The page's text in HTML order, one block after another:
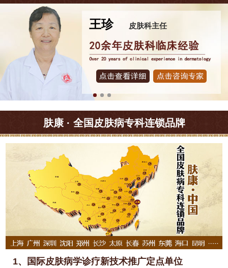
王珍 皮肤科主任
肤康 · 全国皮肤病专科连锁品牌
1、国际皮肤病学诊疗新技术推广定点单位